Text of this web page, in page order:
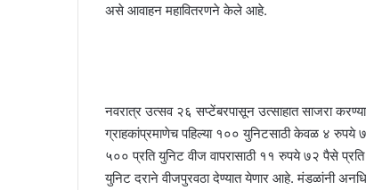
असे आवाहन महावितरणने केले आहे.
नवरात्र उत्सव २६ सप्टेंबरपासून उत्साहात साजरा
ग्राहकांप्रमाणेच पहिल्या १०० युनिटसाठी केवळ ४
५०० प्रति युनिट वीज वापरासाठी ११ रुपये ७२ पैसे
युनिट दराने वीजपुरवठा देण्यात येणार आहे. मंडळांनी